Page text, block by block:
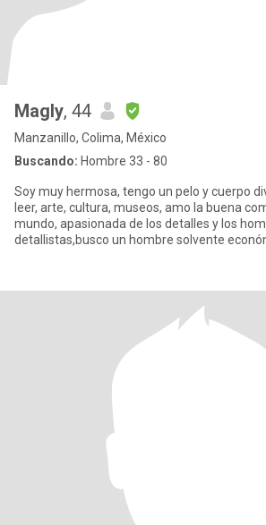
Magly, 44
Manzanillo, Colima, México
Buscando: Hombre 33 - 80
Soy muy hermosa, tengo un pelo y cuerpo
leer, arte, cultura, museos, amo la buena
mundo, apasionada de los detalles y los
detallistas,busco un hombre solvente